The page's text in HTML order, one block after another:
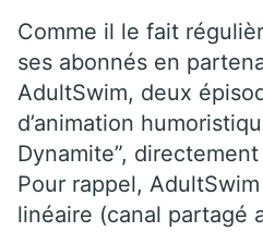
Comme il le fait
ses abonnés en
AdultSwim, deux
d’animation
Dynamite”,
Pour rappel,
linéaire (canal partagé